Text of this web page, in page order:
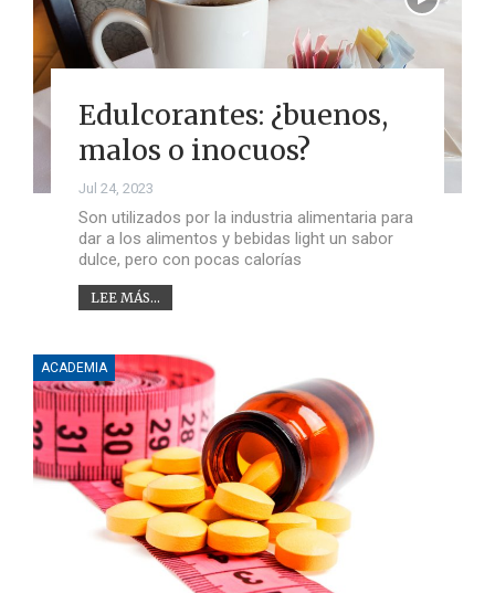
Edulcorantes: ¿buenos,
malos o inocuos?
Jul 24, 2023
Son utilizados por la industria alimentaria para
dar a los alimentos y bebidas light un sabor
dulce, pero con pocas calorías
LEE MÁS...
ACADEMIA